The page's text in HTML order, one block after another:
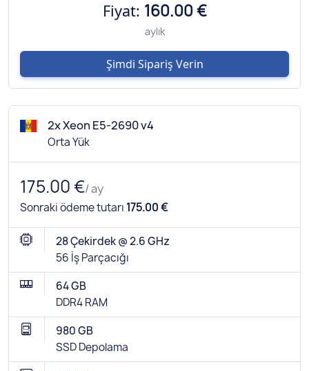
Fiyat: 160.00 €
aylık
Şimdi Sipariş Verin
2x Xeon E5-2690 v4
Orta Yük
175.00 €/ ay
Sonraki ödeme tutarı 175.00 €
28 Çekirdek @ 2.6 GHz
56 İş Parçacığı
64 GB
DDR4 RAM
980 GB
SSD Depolama